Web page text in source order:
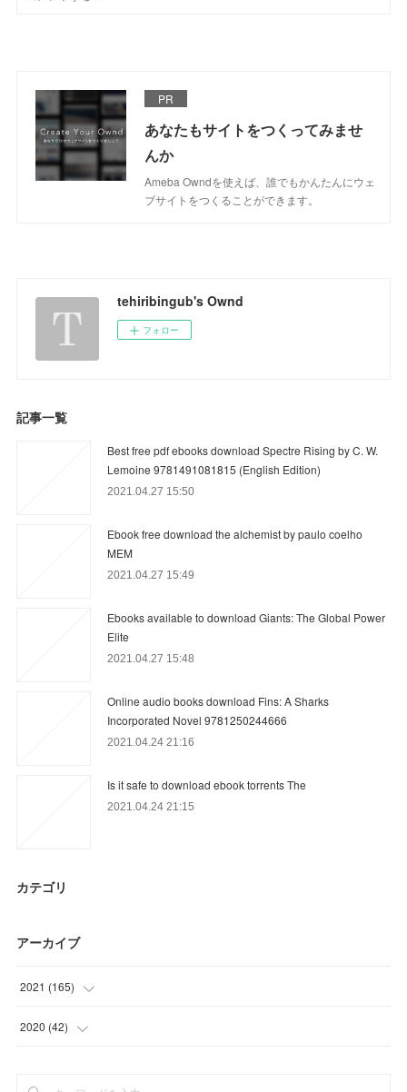
PR
あなたもサイトをつくってみませ
んか
Ameba Owndを使えば、誰でもかんたんにウェ
ブサイトをつくることができます。
tehiribingub's Ownd
フォロー
記事一覧
Best free pdf ebooks download Spectre Rising by C. W.
Lemoine 9781491081815 (English Edition)
2021.04.27 15:50
Ebook free download the alchemist by paulo coelho
MEM
2021.04.27 15:49
Ebooks available to download Giants: The Global Power
Elite
2021.04.27 15:48
Online audio books download Fins: A Sharks
Incorporated Novel 9781250244666
2021.04.24 21:16
Is it safe to download ebook torrents The
2021.04.24 21:15
カテゴリ
アーカイブ
2021 (165)
(64 )
2020 (42)